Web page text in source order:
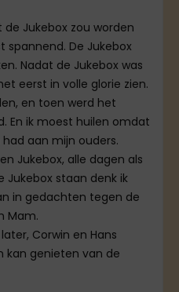
Jukebox zou worden
spannend. De Jukebox
Nadat de Jukebox was
eerst in volle glorie zien.
en toen werd het
En ik moest huilen omdat
aan mijn ouders.
Jukebox, alle dagen als
Jukebox staan denk ik
in gedachten tegen de
Mam.
Corwin en Hans
kan genieten van de